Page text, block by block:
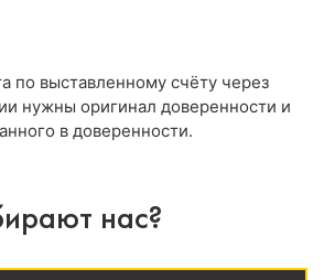
по выставленному счёту через
нужны оригинал доверенности и
в доверенности.
нас?